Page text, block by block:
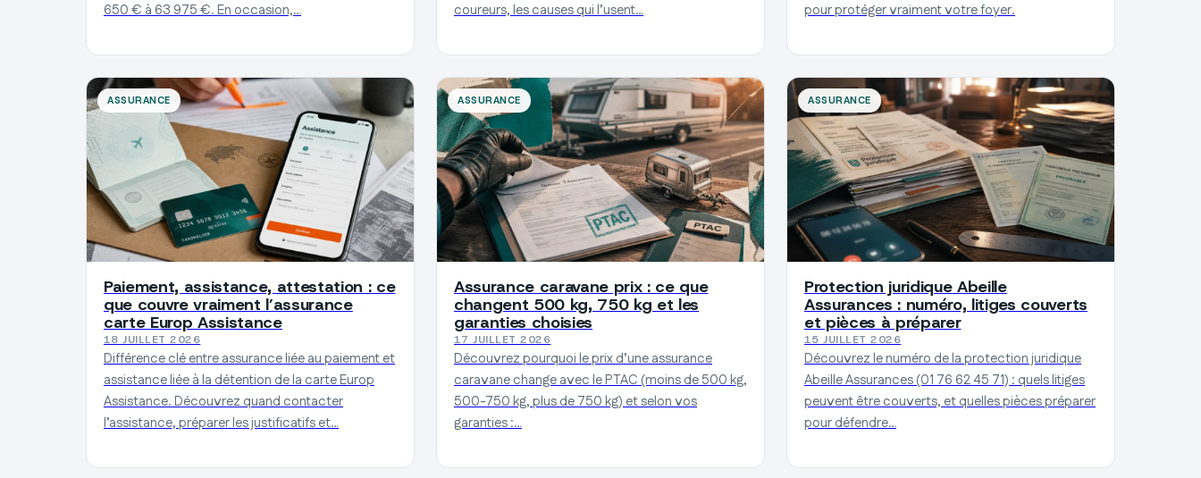
650 € à 63 975 €. En occasion,…
coureurs, les causes qui l’usent…
pour protéger vraiment votre foyer.
ASSURANCE
Paiement, assistance, attestation : ce
que couvre vraiment l’assurance
carte Europ Assistance
18 JUILLET 2026
Différence clé entre assurance liée au paiement et
assistance liée à la détention de la carte Europ
Assistance. Découvrez quand contacter
l’assistance, préparer les justificatifs et…
ASSURANCE
Assurance caravane prix : ce que
changent 500 kg, 750 kg et les
garanties choisies
17 JUILLET 2026
Découvrez pourquoi le prix d’une assurance
caravane change avec le PTAC (moins de 500 kg,
500-750 kg, plus de 750 kg) et selon vos
garanties :…
ASSURANCE
Protection juridique Abeille
Assurances : numéro, litiges couverts
et pièces à préparer
15 JUILLET 2026
Découvrez le numéro de la protection juridique
Abeille Assurances (01 76 62 45 71) : quels litiges
peuvent être couverts, et quelles pièces préparer
pour défendre…